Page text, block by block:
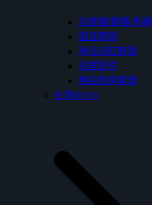
浴室櫃/鏡櫃/馬桶
面盆龍頭
淋浴浴缸龍頭
浴室配件
無鉛廚房龍頭
台灣BOSS